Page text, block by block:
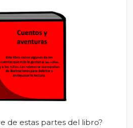
de estas partes del libro?